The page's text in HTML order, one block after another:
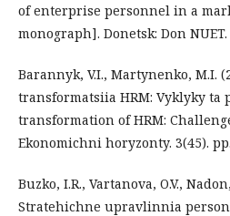
of enterprise personnel in a
monograph]. Donetsk: Don
Barannyk, V.I., Martynenko, M.I.
transformatsiia HRM: Vyklyky ta
transformation of HRM:
Ekonomichni horyzonty. 3(45).
Buzko, I.R., Vartanova, O.V.,
Stratehichne upravlinnia